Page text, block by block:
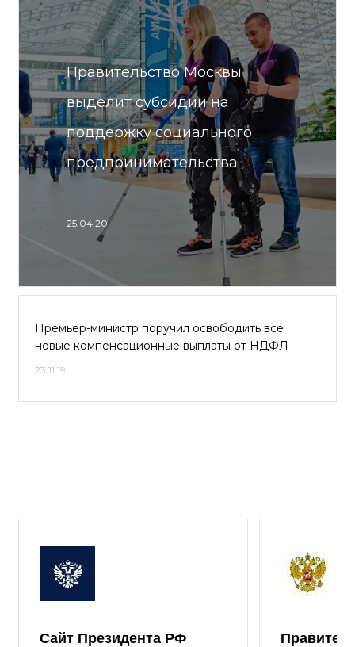
Правительство Москвы
выделит субсидии на
поддержку социального
предпринимательства
25.04.20
Премьер-министр поручил освободить все
новые компенсационные выплаты от НДФЛ
23.11.19
Сайт Президента РФ